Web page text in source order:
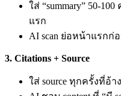
ใส่ “summary” 50-
แรก
AI scan ย่อหน้าแรกก่
3. Citations + Source
ใส่ source ทุกครั้งที่อ้าง